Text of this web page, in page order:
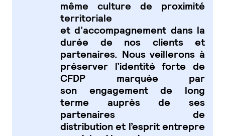
même culture de proximité
territoriale
et d’accompagnement dans la
durée de nos clients et
partenaires. Nous veillerons à
préserver l’identité forte de
CFDP marquée par
son engagement de long
terme auprès de ses
partenaires de
distribution et l’esprit entrepre